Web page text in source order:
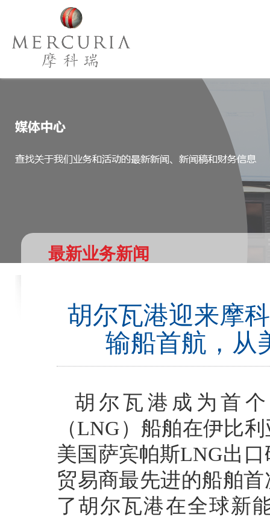
最新业务新闻
胡尔瓦港迎来摩
输船首航，从
胡尔瓦港成为首
（LNG）船舶在伊比
美国萨宾帕斯LNG出
贸易商最先进的船舶
了胡尔瓦港在全球新